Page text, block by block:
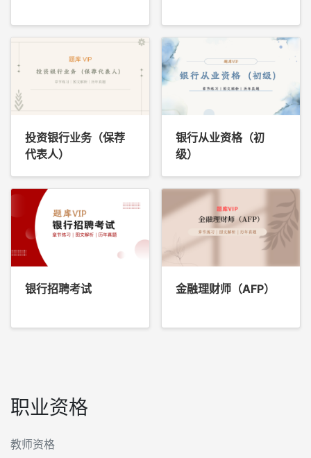
投资银行业务（保荐
代表人）
银行从业资格（初
级）
银行招聘考试 金融理财师（AFP）
职业资格
教师资格